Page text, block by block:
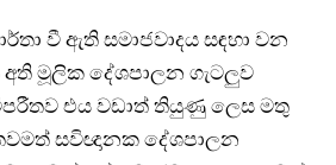
වී ඇති සමාජවාදය සඳහා වන
මූලික දේශපාලන ගැටලුව
එය වඩාත් තියුණු ලෙස මතු
සවිඥානක දේශපාලන